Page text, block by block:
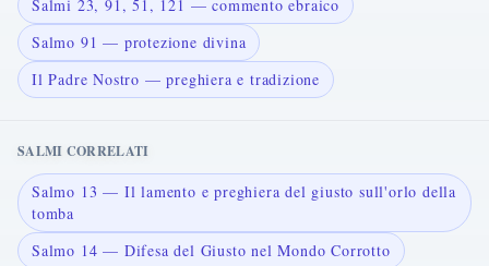
Salmi 23, 91, 51, 121 — commento ebraico
Salmo 91 — protezione divina
Il Padre Nostro — preghiera e tradizione
SALMI CORRELATI
Salmo 13 — Il lamento e preghiera del giusto sull'orlo della
tomba
Salmo 14 — Difesa del Giusto nel Mondo Corrotto